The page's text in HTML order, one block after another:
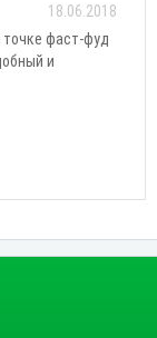
18.06.2018
точке фаст-фуд
и